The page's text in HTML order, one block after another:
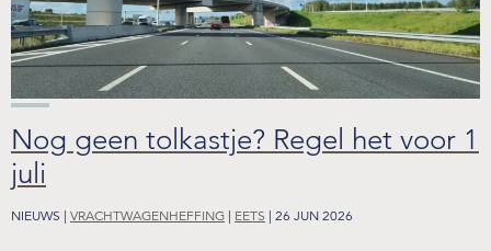
Nog geen tolkastje? Regel het voor 1
juli
NIEUWS | VRACHTWAGENHEFFING | EETS | 26 JUN 2026